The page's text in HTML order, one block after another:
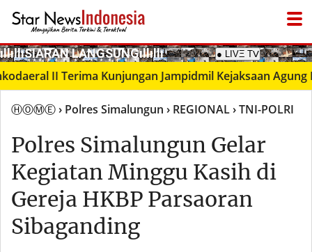
­ıllıllıS͙I͙A͙R͙A͙N͙ L͙A͙N͙G͙S͙U͙N͙G͙ıllıllı ● LIVΞ Tᐯ
II Terima Kunjungan Jampidmil Kejaksaan Agung RI,
ⒽⓄⓂⒺ› Polres Simalungun › REGIONAL› TNI-POLRI
Polres Simalungun Gelar
Kegiatan Minggu Kasih di
Gereja HKBP Parsaoran
Sibaganding